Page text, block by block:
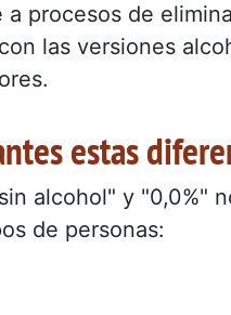
a procesos de
las versiones
estas
alcohol" y "0,0%"
de personas: